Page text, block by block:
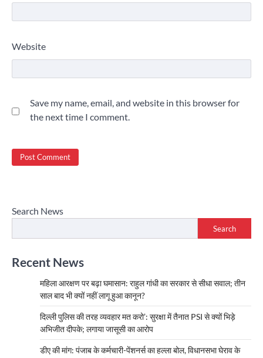
Website
Save my name, email, and website in this browser for
the next time I comment.
Search News
Search
Recent News
महिला आरक्षण पर बढ़ा घमासान: राहुल गांधी का सरकार से सीधा सवाल; तीन
साल बाद भी क्यों नहीं लागू हुआ कानून?
दिल्ली पुलिस की तरह व्यवहार मत करो’: सुरक्षा में तैनात PSI से क्यों भिड़े
अभिजीत दीपके; लगाया जासूसी का आरोप
डीए की मांग: पंजाब के कर्मचारी-पेंशनर्स का हल्ला बोल, विधानसभा घेराव के